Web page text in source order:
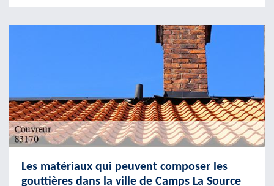
Les matériaux qui peuvent composer les
gouttières dans la ville de Camps La Source